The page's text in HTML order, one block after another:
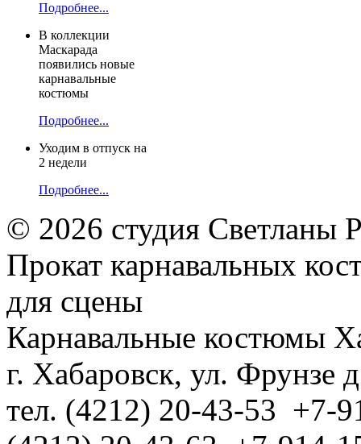
Подробнее...
В коллекции
Маскарада
появились новые
карнавальные
костюмы
Подробнее...
Уходим в отпуск на
2 недели
Подробнее...
© 2026 студия Светланы
Прокат карнавальных
для сцены
Карнавальные костюмы
г. Хабаровск, ул. Фрунзе
тел. (4212) 20-43-53 +7-